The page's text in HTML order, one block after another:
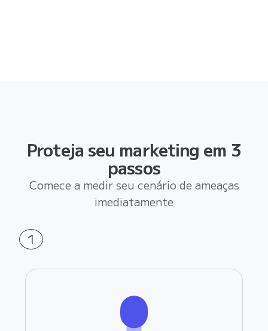
Proteja seu marketing em 3
passos
Comece a medir seu cenário de ameaças
imediatamente
1